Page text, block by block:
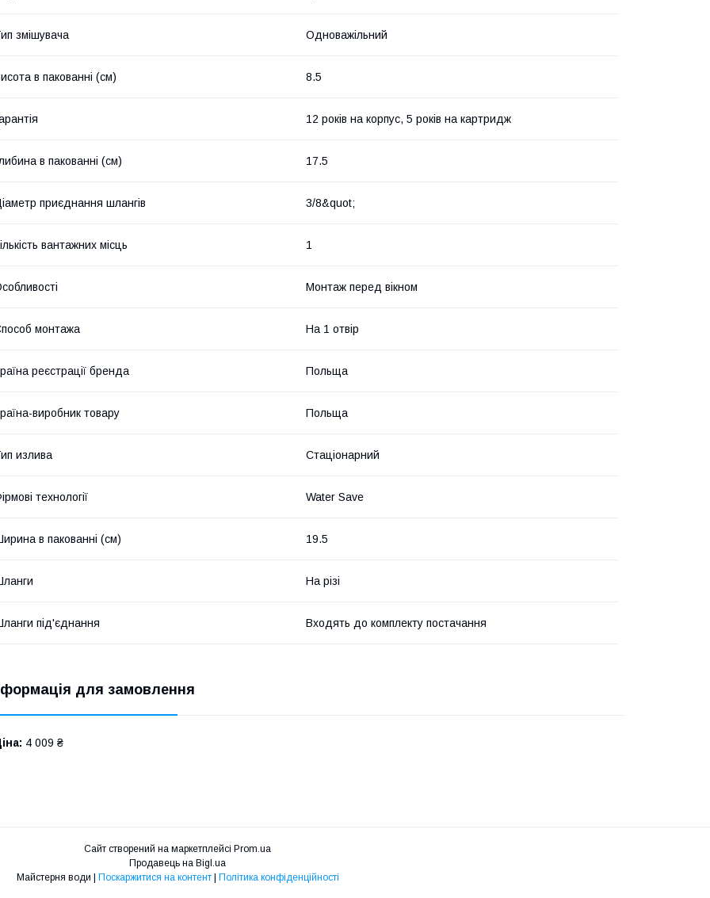
змішувача Одноважільний
в пакованні (см) 8.5
12 років на корпус, 5 років на картридж
в пакованні (см) 17.5
приєднання шлангів 3/8&quot;
вантажних місць 1
Монтаж перед вікном
монтажа На 1 отвір
реєстрації бренда Польща
виробник товару Польща
излива Стаціонарний
технології Water Save
в пакованні (см) 19.5
На різі
під'єднання Входять до комплекту постачання
для замовлення
4 009 ₴
Сайт створений на маркетплейсі Prom.ua
Продавець на Bigl.ua
Майстерня води | Поскаржитися на контент | Політика конфіденційності